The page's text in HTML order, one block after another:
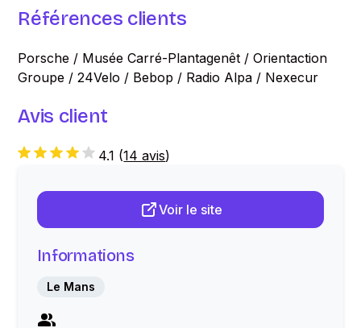
Références clients
Porsche / Musée Carré-Plantagenêt / Orientaction
Groupe / 24Velo / Bebop / Radio Alpa / Nexecur
Avis client
4.1 (14 avis)
Voir le site
Informations
Le Mans